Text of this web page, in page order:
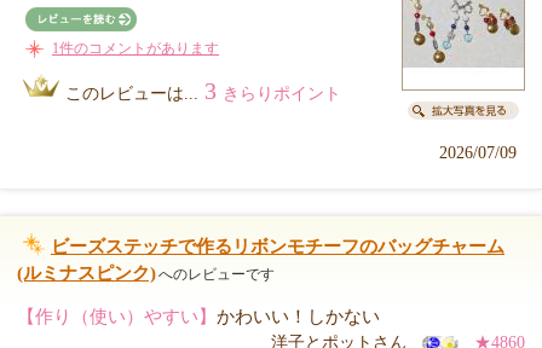
1件のコメントがあります
このレビューは... 3 きらりポイント
2026/07/09
ビーズステッチで作るリボンモチーフのバッグチャーム
(ルミナスピンク)へのレビューです
【作り（使い）やすい】 かわいい！しかない
洋子とポットさん ★4860